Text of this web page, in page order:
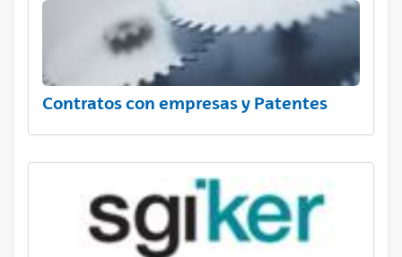
Contratos con empresas y Patentes